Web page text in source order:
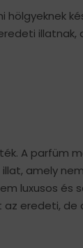
illatnak,
A parfüm
amely
luxusos és
eredeti, de